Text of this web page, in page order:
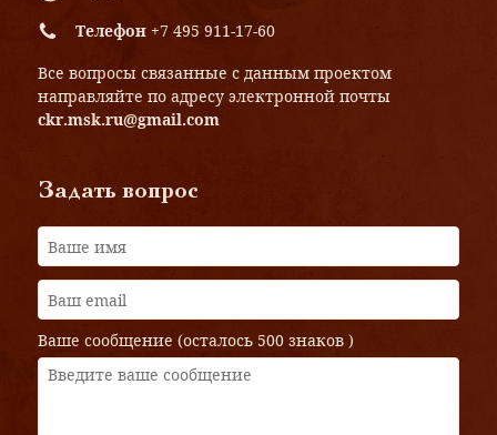
Телефон +7 495 911-17-60
Все вопросы связанные с данным проектом
направляйте по адресу электронной почты
ckr.msk.ru@gmail.com
Задать вопрос
Ваше сообщение (осталось 500 знаков )